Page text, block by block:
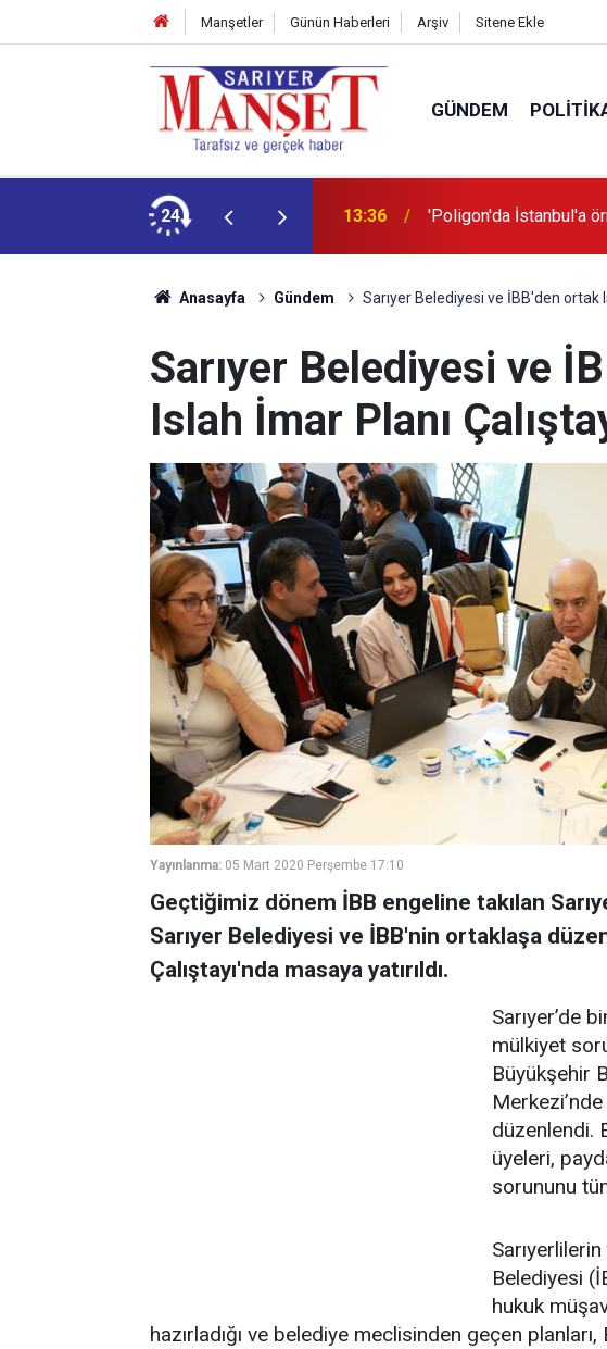
Manşetler Günün Haberleri Arşiv Sitene Ekle
GÜNDEM
24 13:36 'Poligon'da İstanbul'a
Anasayfa Gündem Sarıyer Belediyesi ve İBB'den ortak
Sarıyer Belediyesi ve
Islah İmar Planı
Yayınlanma: 05 Mart 2020 Perşembe 17:10
Geçtiğimiz dönem İBB engeline takılan
Sarıyer Belediyesi ve İBB'nin ortaklaşa
Çalıştayı'nda masaya yatırıldı.
Sarıyer’de
mülkiyet
Büyükşehir
Merkezi’nde
düzenlendi.
üyeleri,
sorununu
Belediyesi
hukuk
hazırladığı ve belediye meclisinden geçen